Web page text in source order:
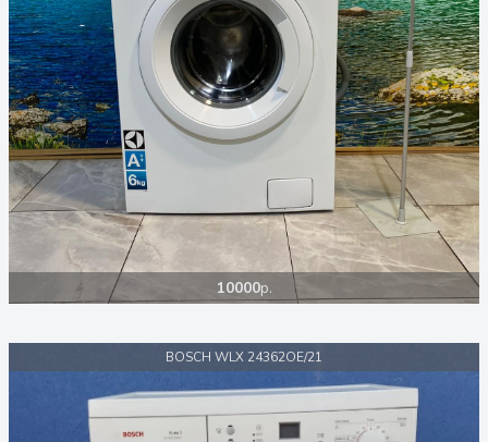
10000р.
BOSCH WLX 24362OE/21